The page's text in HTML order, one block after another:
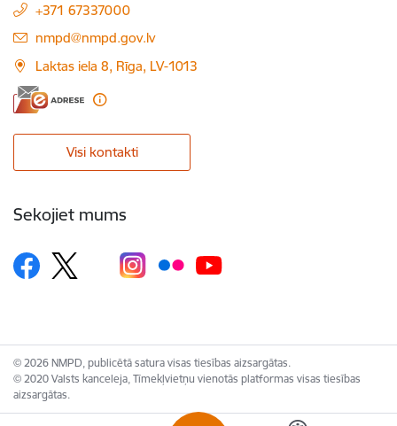
+371 67337000
E-pasts:
nmpd@nmpd.gov.lv
Laktas iela 8, Rīga, LV-1013
Visi kontakti
Sekojiet mums
© 2026 NMPD, publicētā satura visas tiesības aizsargātas.
© 2020 Valsts kanceleja, Tīmekļvietņu vienotās platformas visas tiesības
aizsargātas.